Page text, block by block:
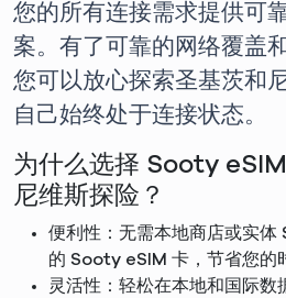
您的所有连接需求提供可
案。有了可靠的网络覆盖
您可以放心探索圣基茨和
自己始终处于连接状态。
为什么选择 Sooty
尼维斯探险？
便利性：无需本地商店或实体
的 Sooty eSIM 卡，节省您的
灵活性：轻松在本地和国际数